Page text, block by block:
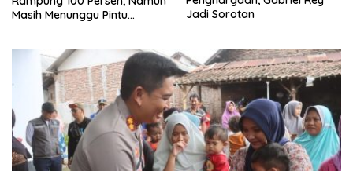
Jadi Sorotan
dan SPBUN-SGN, Dorong